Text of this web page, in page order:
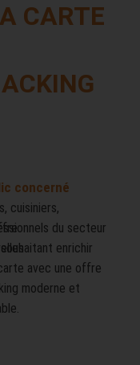
CARTE
concerné
cuisiniers,
du secteur
souhaitant enrichir
avec une offre
moderne et